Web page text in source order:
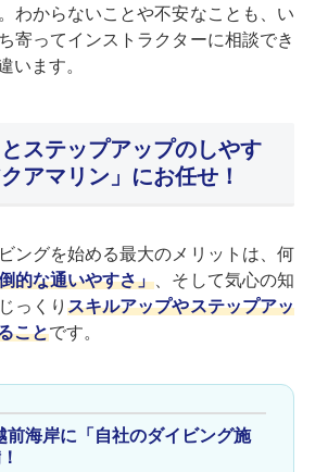
わからないことや不安なことも、い
寄ってインストラクターに相談でき
います。
ステップアップのしやす
アマリン」にお任せ！
ングを始める最大のメリットは、何
的な通いやすさ」、そして気心の知
っくり スキルアップやステップアッ
ことです。
前海岸に「自社のダイビング施